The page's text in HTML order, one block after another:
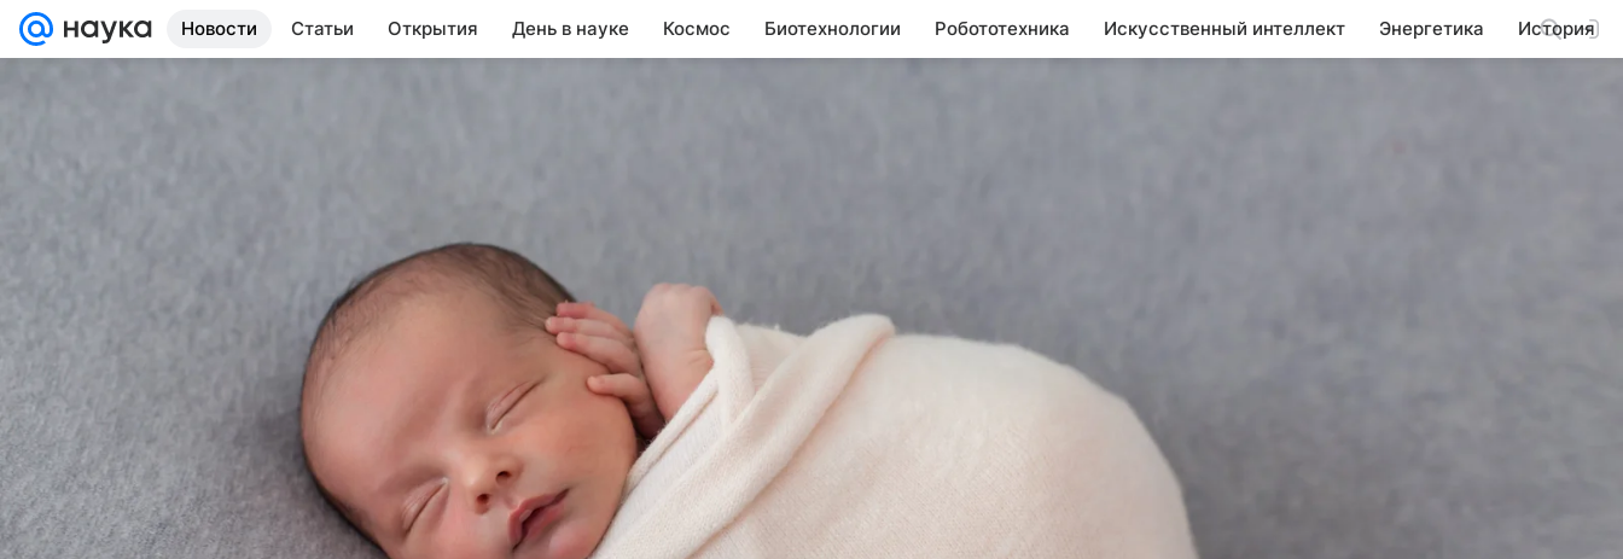
Новости Статьи Открытия День в науке Космос Биотехнологии Робототехника Искусственный интеллект Энергетика История